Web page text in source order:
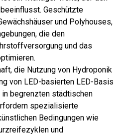
Geschützte
und Polyhouses,
die den
und das
die Nutzung von Hydroponik
von LED-basierten LED-Basis
begrenzten städtischen
spezialisierte
Bedingungen wie
und